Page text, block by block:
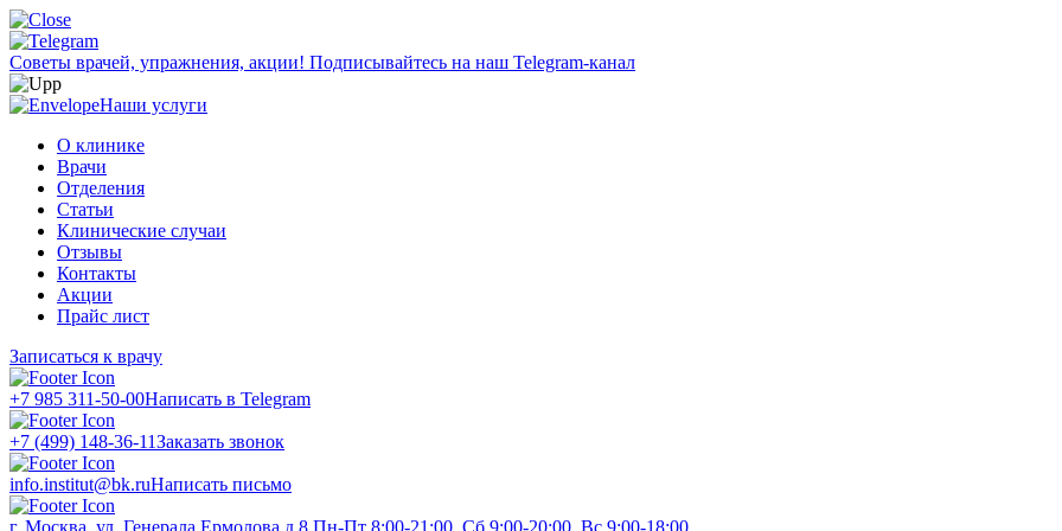
Советы врачей, упражнения, акции! Подписывайтесь на наш Telegram-канал
Наши услуги
О клинике
Врачи
Отделения
Статьи
Клинические случаи
Отзывы
Контакты
Акции
Прайс лист
Записаться к врачу
+7 985 311-50-00Написать в Telegram
+7 (499) 148-36-11Заказать звонок
info.institut@bk.ruНаписать письмо
г. Москва, ул. Генерала Ермолова д.8 Пн-Пт 8:00-21:00, Сб 9:00-20:00, Вс 9:00-18:00